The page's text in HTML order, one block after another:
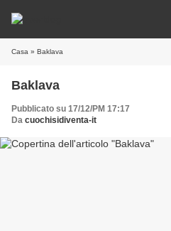
Casa » Baklava
Baklava
Pubblicato su 17/12/PM 17:17
Da cuochisidiventa-it